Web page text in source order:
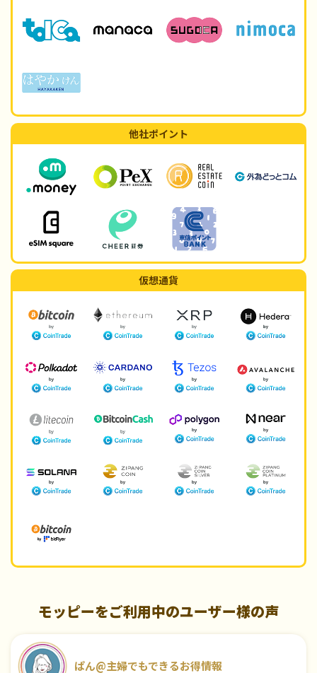
他社ポイント
仮想通貨
モッピーをご利用中のユーザー様の声
ぱん@主婦でもできるお得情報